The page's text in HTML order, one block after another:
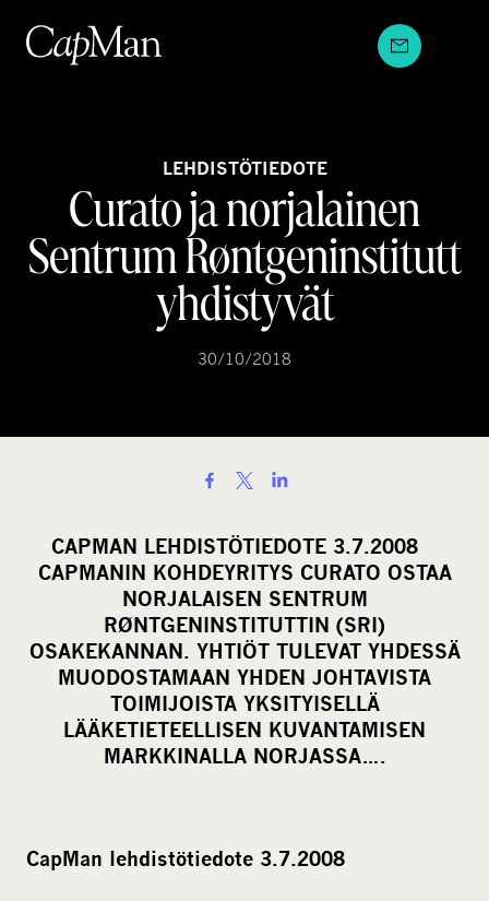
sisältöön
LEHDISTÖTIEDOTE
Curato ja norjalainen
Sentrum Røntgeninstitutt
yhdistyvät
30/10/2018
a
r
e
o
n
s
o
c
i
m
CAPMAN LEHDISTÖTIEDOTE 3.7.2008
CAPMANIN KOHDEYRITYS CURATO OSTAA
NORJALAISEN SENTRUM
RØNTGENINSTITUTTIN (SRI)
OSAKEKANNAN. YHTIÖT TULEVAT YHDESSÄ
MUODOSTAMAAN YHDEN JOHTAVISTA
TOIMIJOISTA YKSITYISELLÄ
LÄÄKETIETEELLISEN KUVANTAMISEN
MARKKINALLA NORJASSA….
CapMan lehdistötiedote 3.7.2008